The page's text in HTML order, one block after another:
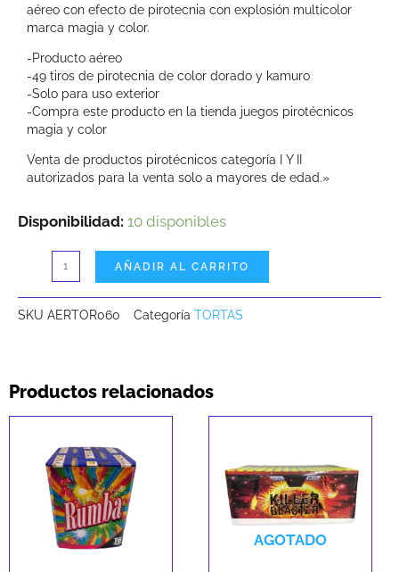
aéreo con efecto de pirotecnia con explosión multicolor
marca magia y color.
-Producto aéreo
-49 tiros de pirotecnia de color dorado y kamuro
-Solo para uso exterior
-Compra este producto en la tienda juegos pirotécnicos
magia y color
Venta de productos pirotécnicos categoría I Y II
autorizados para la venta solo a mayores de edad.»
Disponibilidad: 10 disponibles
Torta
Peonia
Kamuro
Dorado
tiros
cantidad
AÑADIR AL CARRITO
SKU AERTOR060 Categoría TORTAS
Productos relacionados
AGOTADO